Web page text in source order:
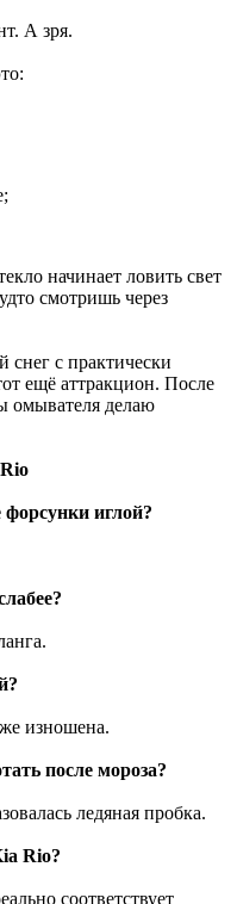
А зря.
начинает ловить свет
смотришь через
снег с практически
ещё аттракцион. После
омывателя делаю
иглой?
изношена.
после мороза?
ледяная пробка.
Rio?
соответствует